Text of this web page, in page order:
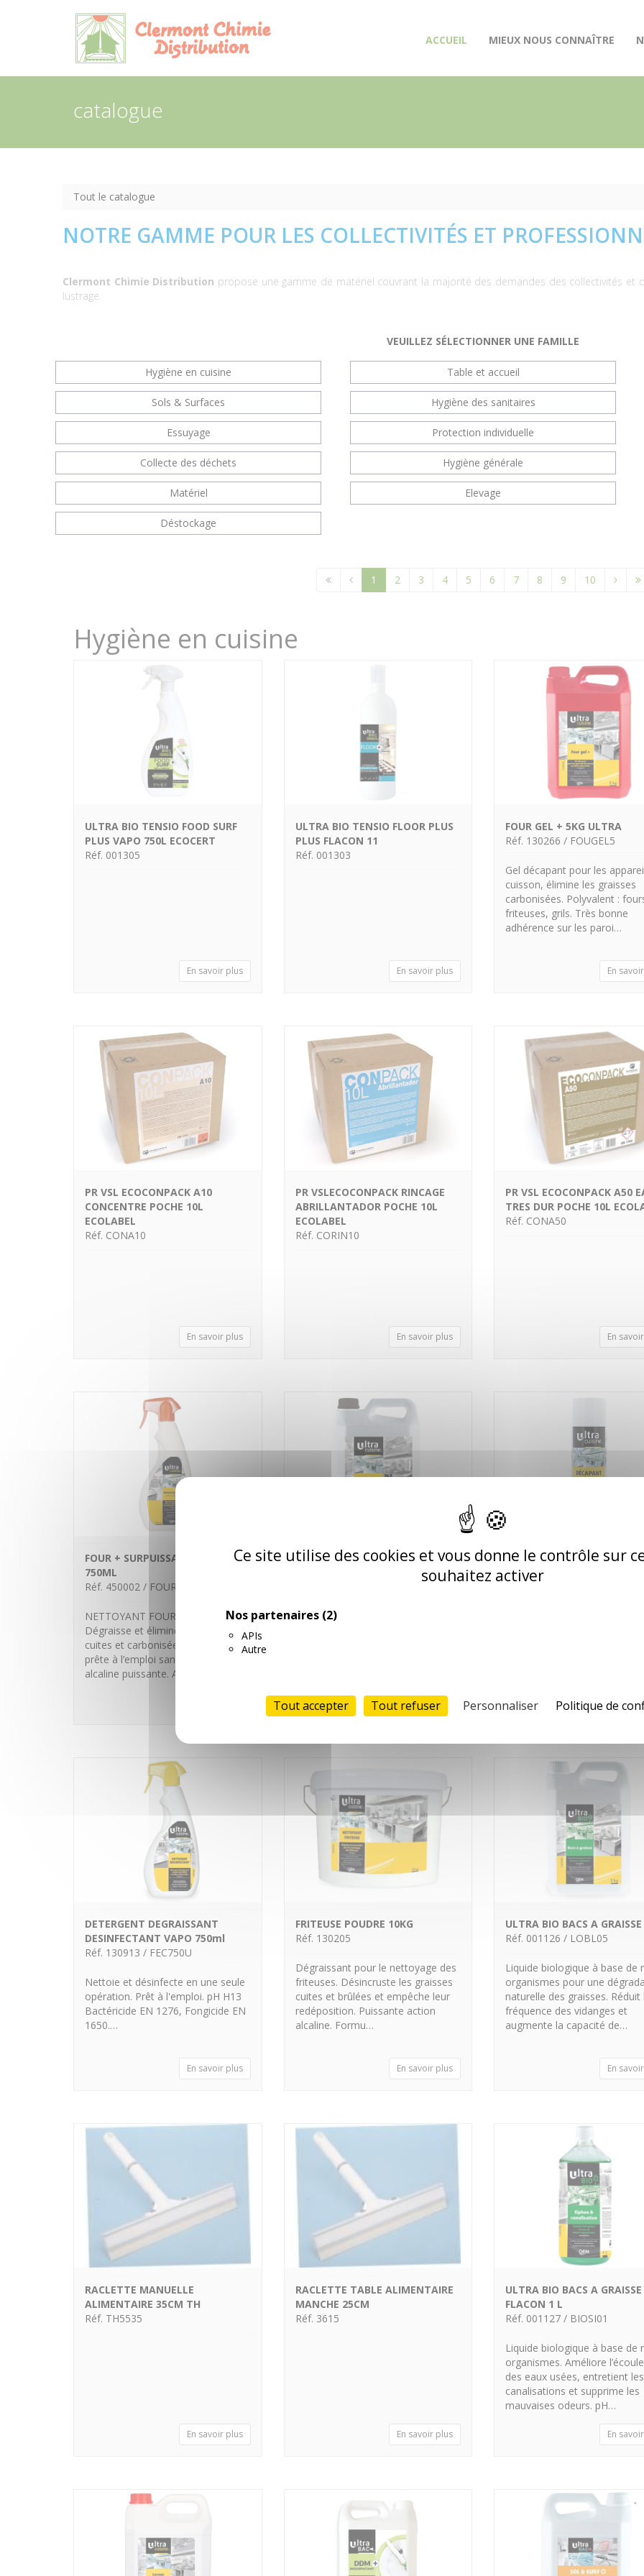
Ce site utilise des cookies et vous donne le contrôle sur
souhaitez activer
Nos partenaires (2)
APIs
Autre
Tout accepter Tout refuser Personnaliser Politique de
ACCUEIL (CURRENT)
MIEUX NOUS CONNAÎTRE
catalogue
Tout le catalogue
NOTRE GAMME POUR LES COLLECTIVITÉS ET
Clermont Chimie Distribution propose une gamme de matériel couvrant la majorité des demandes des collectivités et
lustrage.
VEUILLEZ SÉLECTIONNER UNE FAMILLE
Hygiène en cuisine Table et accueil
Sols & Surfaces Hygiène des sanitaires
Essuyage Protection individuelle
Collecte des déchets Hygiène générale
Matériel Elevage
Déstockage
1 2 3 4 5 6 7 8 9 10
Hygiène en cuisine
ULTRA BIO TENSIO FOOD SURF
PLUS VAPO 750L ECOCERT
Réf. 001305
En savoir plus
ULTRA BIO TENSIO FLOOR PLUS
PLUS FLACON 11
Réf. 001303
En savoir plus
FOUR GEL + 5KG ULTRA
Réf. 130266 / FOUGEL5
Gel décapant pour les
cuisson, élimine les graisses
carbonisées. Polyvalent :
friteuses, grils. Très bonne
adhérence sur les paroi…
En
PR VSL ECOCONPACK A10
CONCENTRE POCHE 10L
ECOLABEL
Réf. CONA10
En savoir plus
PR VSLECOCONPACK RINCAGE
ABRILLANTADOR POCHE 10L
ECOLABEL
Réf. CORIN10
En savoir plus
PR VSL ECOCONPACK A50
TRES DUR POCHE 10L
Réf. CONA50
En
FOUR + SURPUISSANT VAPO
750ML
Réf. 450002 / FOUR+V
NETTOYANT FOUR SANS ODEUR
Dégraisse et élimine les graisses
cuites et carbonisées. Formule
prête à l’emploi sans odeur. Action
alcaline puissante. Ass…
DETERGENT GRAND FROID
En savoir plus
FOUR AEROSOL DECAPANT
500ml/650
En
DETERGENT DEGRAISSANT
DESINFECTANT VAPO 750ml
Réf. 130913 / FEC750U
Nettoie et désinfecte en une seule
opération. Prêt à l'emploi. pH H13
Bactéricide EN 1276, Fongicide EN
1650.…
En savoir plus
FRITEUSE POUDRE 10KG
Réf. 130205
Dégraissant pour le nettoyage des
friteuses. Désincruste les graisses
cuites et brûlées et empêche leur
redéposition. Puissante action
alcaline. Formu…
En savoir plus
ULTRA BIO BACS A
Réf. 001126 / LOBL05
Liquide biologique à base de
organismes pour une
naturelle des graisses. Réduit
fréquence des vidanges et
augmente la capacité de…
En
RACLETTE MANUELLE
ALIMENTAIRE 35CM TH
Réf. TH5535
En savoir plus
RACLETTE TABLE ALIMENTAIRE
MANCHE 25CM
Réf. 3615
En savoir plus
ULTRA BIO BACS A GRAISSE
FLACON 1 L
Réf. 001127 / BIOSI01
Liquide biologique à base de
organismes. Améliore
des eaux usées, entretient les
canalisations et supprime les
mauvaises odeurs. pH…
En